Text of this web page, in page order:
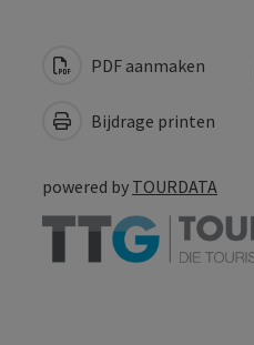
PDF aanmaken
Bijdrage printen
powered by TOURDATA